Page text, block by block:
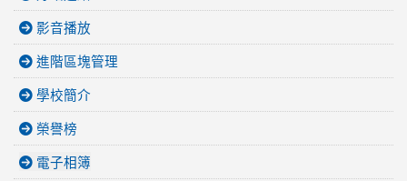
影音播放
進階區塊管理
學校簡介
榮譽榜
電子相簿